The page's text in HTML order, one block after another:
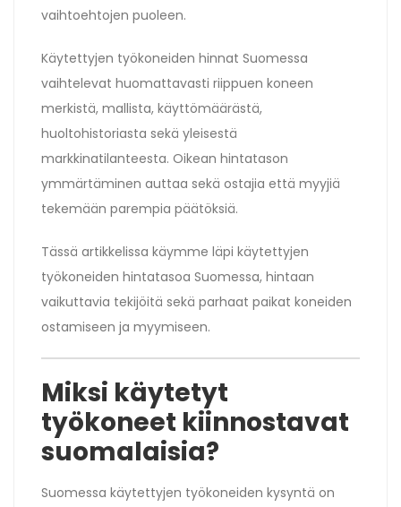
vaihtoehtojen puoleen.
Käytettyjen työkoneiden hinnat Suomessa
vaihtelevat huomattavasti riippuen koneen
merkistä, mallista, käyttömäärästä,
huoltohistoriasta sekä yleisestä
markkinatilanteesta. Oikean hintatason
ymmärtäminen auttaa sekä ostajia että myyjiä
tekemään parempia päätöksiä.
Tässä artikkelissa käymme läpi käytettyjen
työkoneiden hintatasoa Suomessa, hintaan
vaikuttavia tekijöitä sekä parhaat paikat koneiden
ostamiseen ja myymiseen.
Miksi käytetyt
työkoneet kiinnostavat
suomalaisia?
Suomessa käytettyjen työkoneiden kysyntä on